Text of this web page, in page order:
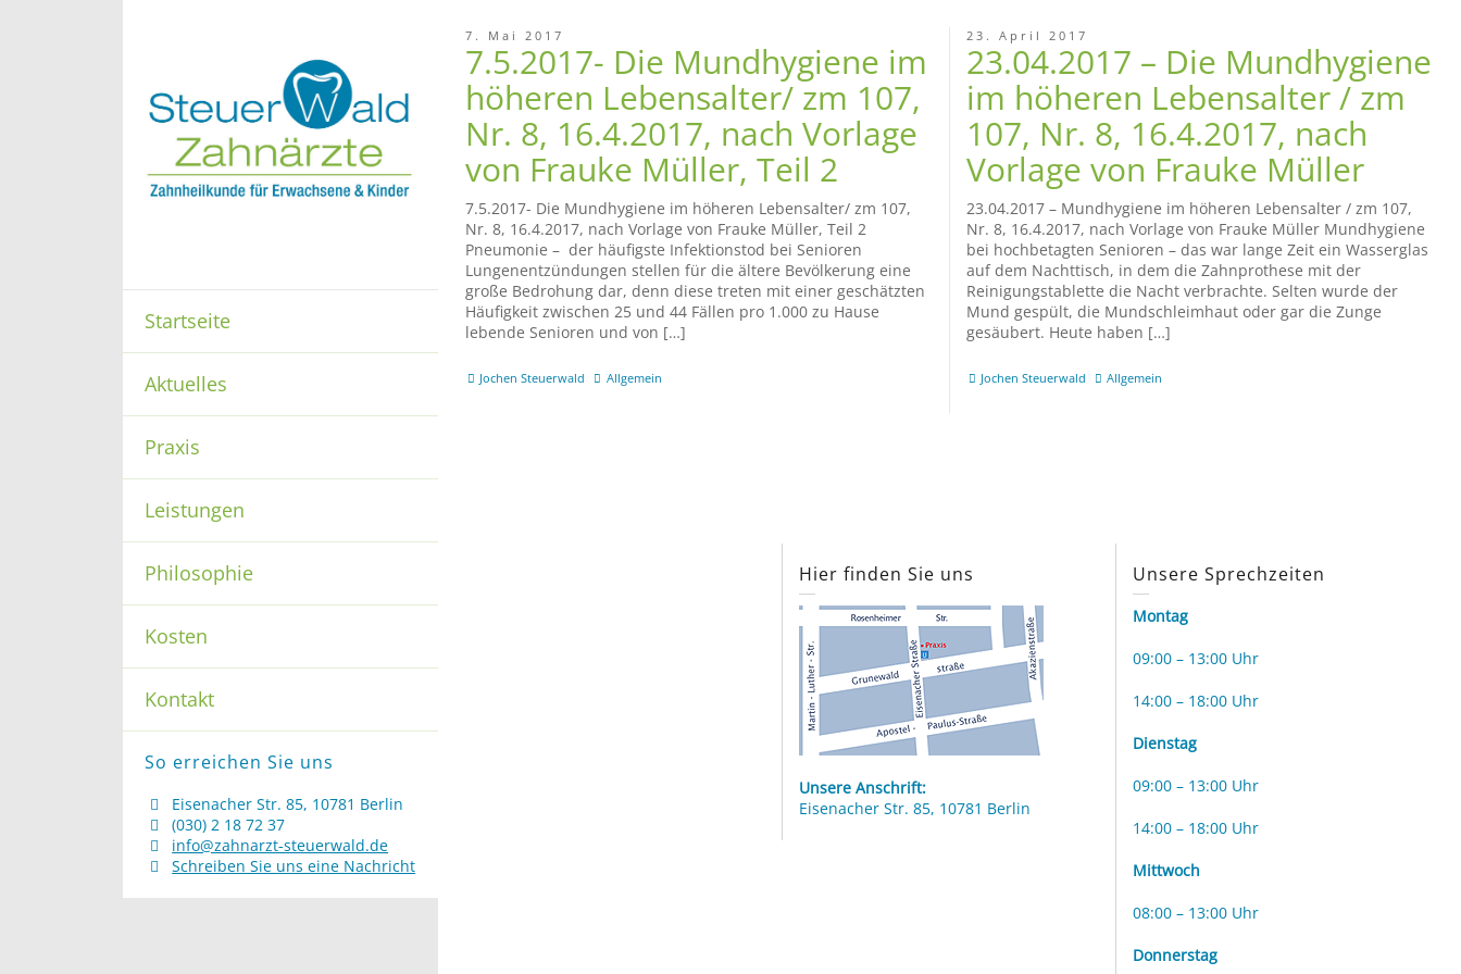
Startseite
Aktuelles
Praxis
Leistungen
Philosophie
Kosten
Kontakt
So erreichen Sie uns
Eisenacher Str. 85, 10781 Berlin
(030) 2 18 72 37
info@zahnarzt-steuerwald.de
Schreiben Sie uns eine Nachricht
7. Mai 2017
7.5.2017- Die Mundhygiene im
höheren Lebensalter/ zm 107,
Nr. 8, 16.4.2017, nach Vorlage
von Frauke Müller, Teil 2
7.5.2017- Die Mundhygiene im höheren Lebensalter/ zm 107,
Nr. 8, 16.4.2017, nach Vorlage von Frauke Müller, Teil 2
Pneumonie – der häufigste Infektionstod bei Senioren
Lungenentzündungen stellen für die ältere Bevölkerung eine
große Bedrohung dar, denn diese treten mit einer geschätzten
Häufigkeit zwischen 25 und 44 Fällen pro 1.000 zu Hause
lebende Senioren und von […]
Jochen Steuerwald Allgemein
23. April 2017
23.04.2017 – Die Mundhygiene
im höheren Lebensalter / zm
107, Nr. 8, 16.4.2017, nach
Vorlage von Frauke Müller
23.04.2017 – Mundhygiene im höheren Lebensalter / zm 107,
Nr. 8, 16.4.2017, nach Vorlage von Frauke Müller Mundhygiene
bei hochbetagten Senioren – das war lange Zeit ein Wasserglas
auf dem Nachttisch, in dem die Zahnprothese mit der
Reinigungstablette die Nacht verbrachte. Selten wurde der
Mund gespült, die Mundschleimhaut oder gar die Zunge
gesäubert. Heute haben […]
Jochen Steuerwald Allgemein
Hier finden Sie uns
Unsere Anschrift:
Eisenacher Str. 85, 10781 Berlin
Unsere Sprechzeiten
Montag
09:00 – 13:00 Uhr
14:00 – 18:00 Uhr
Dienstag
09:00 – 13:00 Uhr
14:00 – 18:00 Uhr
Mittwoch
08:00 – 13:00 Uhr
Donnerstag